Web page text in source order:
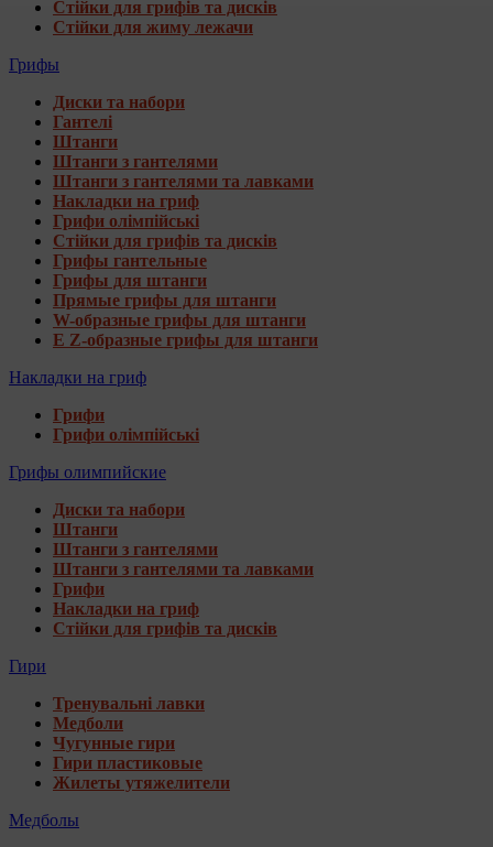
Стійки для грифів та дисків
Стійки для жиму лежачи
Грифы
Диски та набори
Гантелі
Штанги
Штанги з гантелями
Штанги з гантелями та лавками
Накладки на гриф
Грифи олімпійські
Стійки для грифів та дисків
Грифы гантельные
Грифы для штанги
Прямые грифы для штанги
W-образные грифы для штанги
E Z-образные грифы для штанги
Накладки на гриф
Грифи
Грифи олімпійські
Грифы олимпийские
Диски та набори
Штанги
Штанги з гантелями
Штанги з гантелями та лавками
Грифи
Накладки на гриф
Стійки для грифів та дисків
Гири
Тренувальні лавки
Медболи
Чугунные гири
Гири пластиковые
Жилеты утяжелители
Медболы